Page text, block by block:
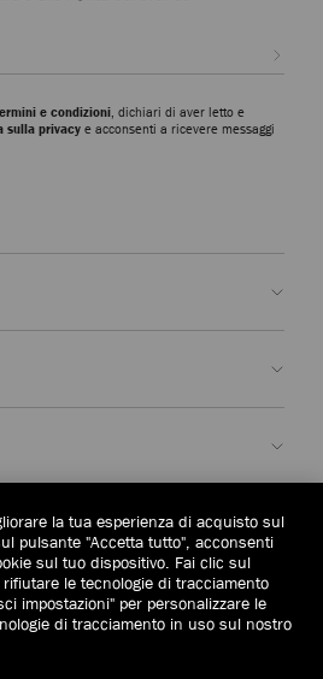
pochetteper i matrimoni: trova l'accessorio
look tra i nostri modelli intramontabili e
a bustina e le minaudière compatte sono
completare i look da sposa classici. Le
abbinano ai moderni look da sposa dando
e condizioni, dichiari di aver letto e
sulla privacye acconsenti a ricevere messaggi
la tua esperienza di acquisto sul
pulsante "Accetta tutto", acconsenti
sul tuo dispositivo. Fai clic sul
le tecnologie di tracciamento
impostazioni" per personalizzare le
di tracciamento in uso sul nostro